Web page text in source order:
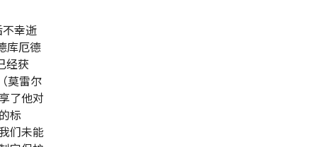
幸逝
库厄德
经获
莫雷尔
了他对
标
们未能